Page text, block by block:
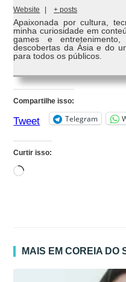
Website + posts
Apaixonada por cultura,
minha curiosidade em
games e entretenimento,
descobertas da Ásia e do
para todos os públicos.
Compartilhe isso:
Tweet Telegram
Curtir isso:
Carregando...
MAIS EM COREIA DO